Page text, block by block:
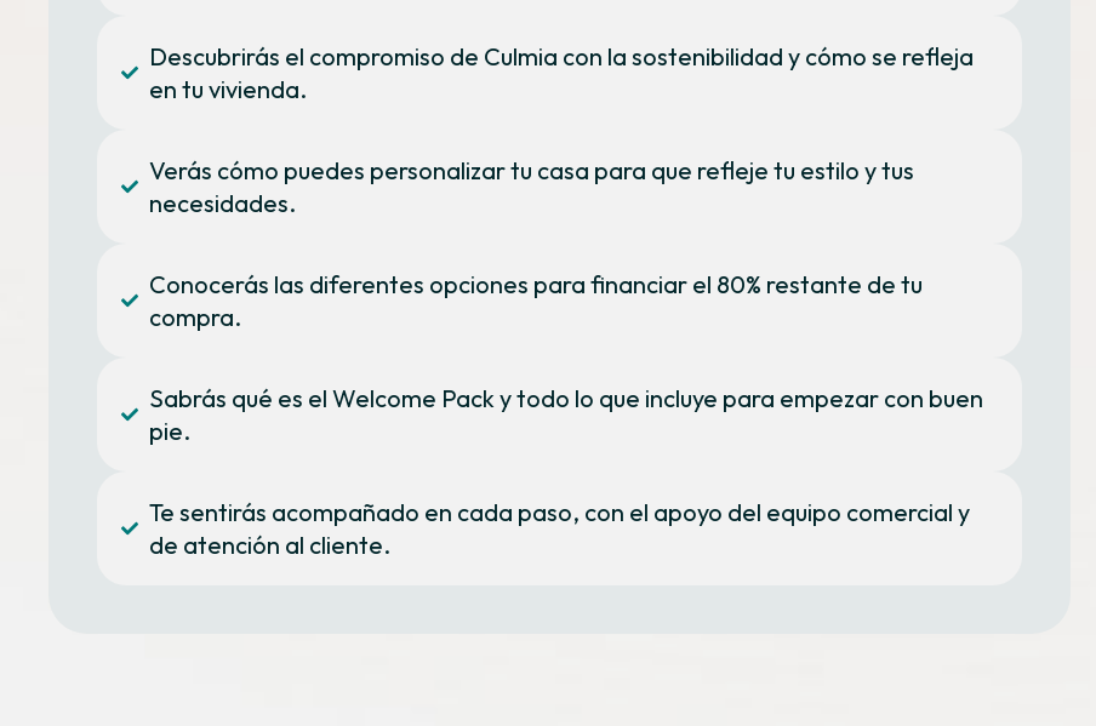
Descubrirás el compromiso de Culmia con la sostenibilidad y cómo se refleja
en tu vivienda.
Verás cómo puedes personalizar tu casa para que refleje tu estilo y tus
necesidades.
Conocerás las diferentes opciones para financiar el 80% restante de tu
compra.
Sabrás qué es el Welcome Pack y todo lo que incluye para empezar con buen
pie.
Te sentirás acompañado en cada paso, con el apoyo del equipo comercial y
de atención al cliente.